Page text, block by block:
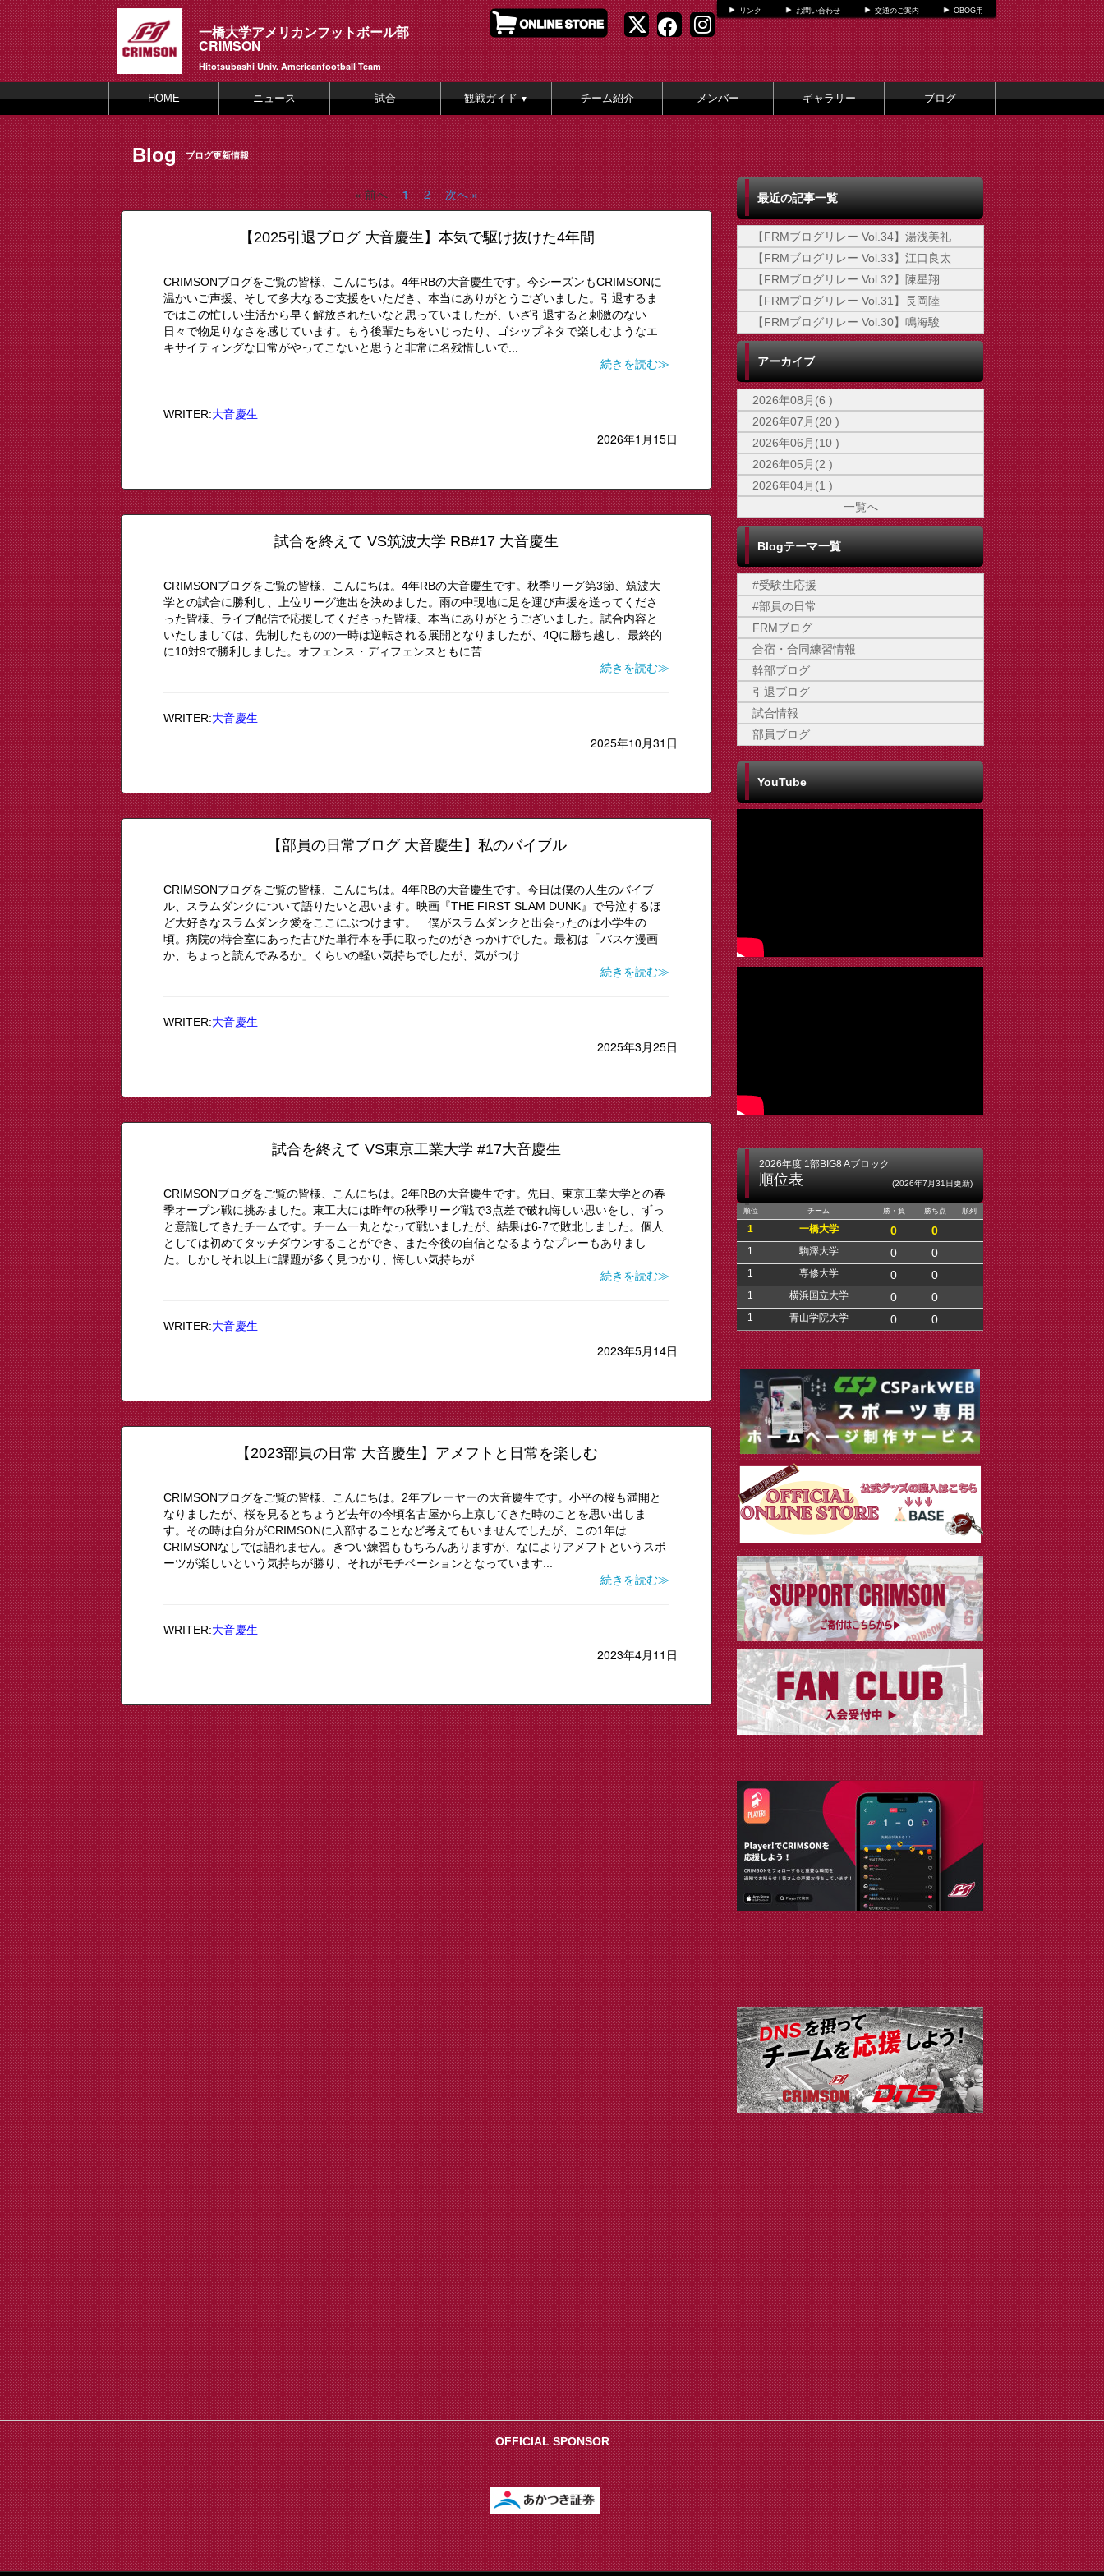
リンク お問い合わせ 交通のご案内 OBOG用
一橋大学アメリカンフットボール部
CRIMSON
Hitotsubashi Univ. Americanfootball Team
HOME ニュース 試合 観戦ガイド▼ チーム紹介 メンバー ギャラリー ブログ
Blog ブログ更新情報
« 前へ 1 2 次へ »
【2025引退ブログ 大音慶生】本気で駆け抜けた4年間
CRIMSONブログをご覧の皆様、こんにちは。4年RBの大音慶生です。今シーズンもCRIMSONに
温かいご声援、そして多大なるご支援をいただき、本当にありがとうございました。引退するま
ではこの忙しい生活から早く解放されたいなと思っていましたが、いざ引退すると刺激のない
日々で物足りなさを感じています。もう後輩たちをいじったり、ゴシップネタで楽しむようなエ
キサイティングな日常がやってこないと思うと非常に名残惜しいで...
続きを読む≫
WRITER:大音慶生
2026年1月15日
試合を終えて VS筑波大学 RB#17 大音慶生
CRIMSONブログをご覧の皆様、こんにちは。4年RBの大音慶生です。秋季リーグ第3節、筑波大
学との試合に勝利し、上位リーグ進出を決めました。雨の中現地に足を運び声援を送ってくださ
った皆様、ライブ配信で応援してくださった皆様、本当にありがとうございました。試合内容と
いたしましては、先制したものの一時は逆転される展開となりましたが、4Qに勝ち越し、最終的
に10対9で勝利しました。オフェンス・ディフェンスともに苦...
続きを読む≫
WRITER:大音慶生
2025年10月31日
【部員の日常ブログ 大音慶生】私のバイブル
CRIMSONブログをご覧の皆様、こんにちは。4年RBの大音慶生です。今日は僕の人生のバイブ
ル、スラムダンクについて語りたいと思います。映画『THE FIRST SLAM DUNK』で号泣するほ
ど大好きなスラムダンク愛をここにぶつけます。 僕がスラムダンクと出会ったのは小学生の
頃。病院の待合室にあった古びた単行本を手に取ったのがきっかけでした。最初は「バスケ漫画
か、ちょっと読んでみるか」くらいの軽い気持ちでしたが、気がつけ...
続きを読む≫
WRITER:大音慶生
2025年3月25日
試合を終えて VS東京工業大学 #17大音慶生
CRIMSONブログをご覧の皆様、こんにちは。2年RBの大音慶生です。先日、東京工業大学との春
季オープン戦に挑みました。東工大には昨年の秋季リーグ戦で3点差で破れ悔しい思いをし、ずっ
と意識してきたチームです。チーム一丸となって戦いましたが、結果は6-7で敗北しました。個人
としては初めてタッチダウンすることができ、また今後の自信となるようなプレーもありまし
た。しかしそれ以上に課題が多く見つかり、悔しい気持ちが...
続きを読む≫
WRITER:大音慶生
2023年5月14日
【2023部員の日常 大音慶生】アメフトと日常を楽しむ
CRIMSONブログをご覧の皆様、こんにちは。2年プレーヤーの大音慶生です。小平の桜も満開と
なりましたが、桜を見るとちょうど去年の今頃名古屋から上京してきた時のことを思い出しま
す。その時は自分がCRIMSONに入部することなど考えてもいませんでしたが、この1年は
CRIMSONなしでは語れません。きつい練習ももちろんありますが、なによりアメフトというスポ
ーツが楽しいという気持ちが勝り、それがモチベーションとなっています...
続きを読む≫
WRITER:大音慶生
2023年4月11日
最近の記事一覧
【FRMブログリレー Vol.34】湯浅美礼
【FRMブログリレー Vol.33】江口良太
【FRMブログリレー Vol.32】陳星翔
【FRMブログリレー Vol.31】長岡陸
【FRMブログリレー Vol.30】鳴海駿
アーカイブ
2026年08月(6 )
2026年07月(20 )
2026年06月(10 )
2026年05月(2 )
2026年04月(1 )
一覧へ
Blogテーマ一覧
#受験生応援
#部員の日常
FRMブログ
合宿・合同練習情報
幹部ブログ
引退ブログ
試合情報
部員ブログ
YouTube
2026年度 1部BIG8 Aブロック
順位表 (2026年7月31日更新)
順位 チーム 勝・負 勝ち点 順列
1 一橋大学 0 0
1 駒澤大学 0 0
1 専修大学 0 0
1 横浜国立大学 0 0
1 青山学院大学 0 0
OFFICIAL SPONSOR